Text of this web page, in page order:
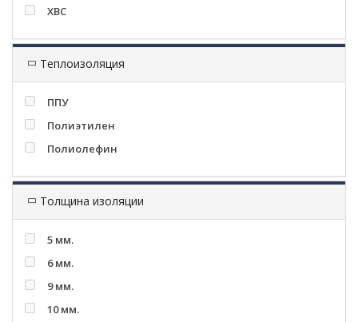
ХВС
Теплоизоляция
ППУ
Полиэтилен
Полиолефин
Толщина изоляции
5 мм.
6 мм.
9 мм.
10 мм.